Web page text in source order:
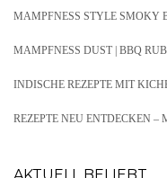
MAMPFNESS STYLE SMOKY
MAMPFNESS DUST | BBQ RUB
INDISCHE REZEPTE MIT
REZEPTE NEU ENTDECKEN